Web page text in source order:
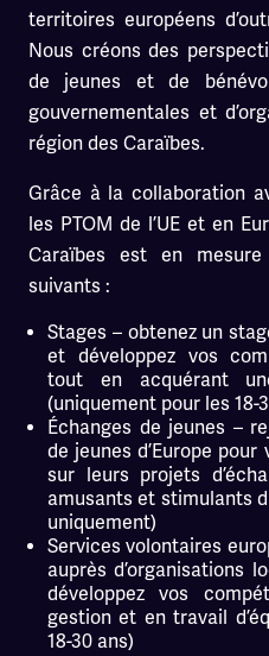
territoires européens
Nous créons des
de jeunes et de
gouvernementales et
région des Caraïbes.
Grâce à la collaboration
les PTOM de l’UE et en
Caraïbes est en
suivants :
Stages – obtenez un
et développez vos
tout en acquérant
(uniquement pour les 18-
Échanges de jeunes –
de jeunes d’Europe
sur leurs projets
amusants et stimulants
uniquement)
Services volontaires
auprès d’organisations
développez vos
gestion et en travail
18-30 ans)